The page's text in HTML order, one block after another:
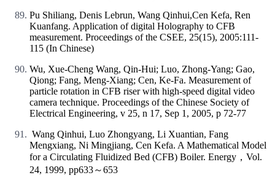
Pu Shiliang, Denis Lebrun, Wang Qinhui,Cen Kefa, Ren
Kuanfang. Application of digital Holography to CFB
measurement. Proceedings of the CSEE, 25(15), 2005:111-
115 (In Chinese)
Wu, Xue-Cheng Wang, Qin-Hui; Luo, Zhong-Yang; Gao,
Qiong; Fang, Meng-Xiang; Cen, Ke-Fa. Measurement of
particle rotation in CFB riser with high-speed digital video
camera technique. Proceedings of the Chinese Society of
Electrical Engineering, v 25, n 17, Sep 1, 2005, p 72-77
Wang Qinhui, Luo Zhongyang, Li Xuantian, Fang
Mengxiang, Ni Mingjiang, Cen Kefa. A Mathematical Model
for a Circulating Fluidized Bed (CFB) Boiler. Energy，Vol.
24, 1999, pp633～653